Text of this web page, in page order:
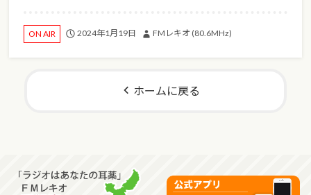
ON AIR 2024年1月19日 FMレキオ (80.6MHz)
ホームに戻る